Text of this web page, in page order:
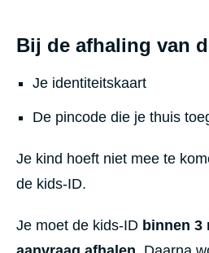
Bij de afhaling van
Je identiteitskaart
De pincode die je thuis
Je kind hoeft niet mee te
de kids-ID.
Je moet de kids-ID binnen 3